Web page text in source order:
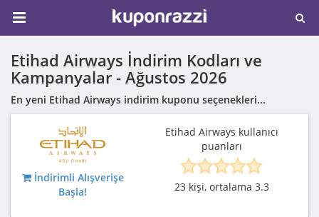
Etihad Airways İndirim Kodları ve
Kampanyalar - Ağustos 2026
En yeni Etihad Airways indirim kuponu seçenekleri...
İndirimli Alışverişe
Başla!
Etihad Airways kullanıcı
puanları
23 kişi, ortalama 3.3